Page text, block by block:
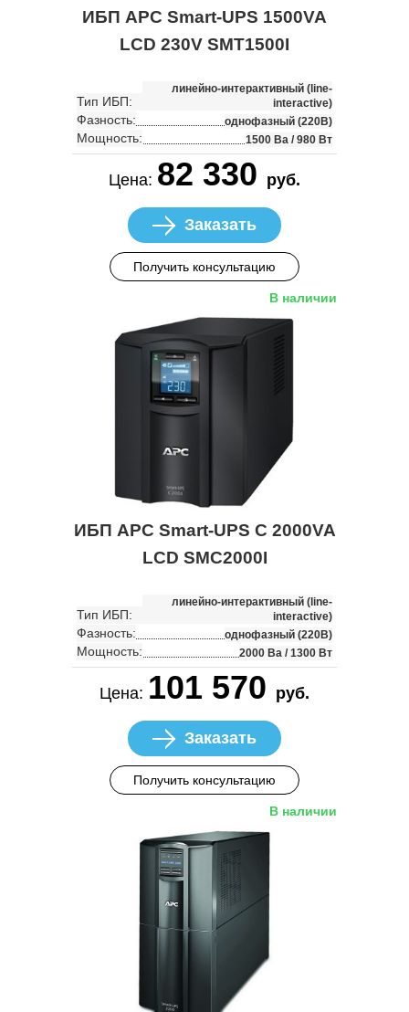
ИБП APC Smart-UPS 1500VA
LCD 230V SMT1500I
Тип ИБП:
линейно-интерактивный (line-
interactive)
Фазность: однофазный (220В)
Мощность: 1500 Ва / 980 Вт
Цена: 82 330 руб.
Заказать
Получить консультацию
В наличии
ИБП APC Smart-UPS C 2000VA
LCD SMC2000I
Тип ИБП:
линейно-интерактивный (line-
interactive)
Фазность: однофазный (220В)
Мощность: 2000 Ва / 1300 Вт
Цена: 101 570 руб.
Заказать
Получить консультацию
В наличии